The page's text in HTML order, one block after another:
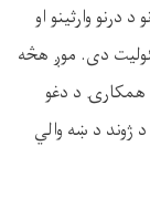
وارثینو او
دی. موږ هڅه
همکارۍ د دغو
ژوند د ښه والي